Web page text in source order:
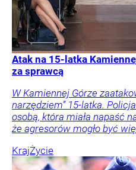
Atak na 15-latka
za sprawcą
W Kamiennej Górze
narzędziem” 15-latka.
osobą, która miała napaść
że agresorów mogło być
KrajŻycie